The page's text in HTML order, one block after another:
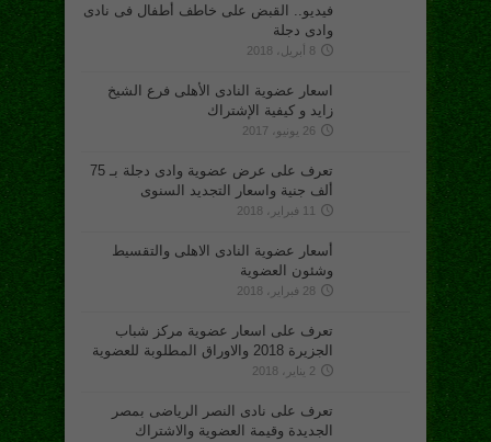
فيديو.. القبض على خاطف أطفال فى نادى
وادى دجلة
8 أبريل، 2018
اسعار عضوية النادى الأهلى فرع الشيخ
زايد و كيفية الإشتراك
26 يونيو، 2017
تعرف على عرض عضوية وادى دجلة بـ 75
ألف جنية واسعار التجديد السنوى
11 فبراير، 2018
أسعار عضوية النادى الاهلى والتقسيط
وشئون العضوية
28 فبراير، 2018
تعرف على اسعار عضوية مركز شباب
الجزيرة 2018 والاوراق المطلوبة للعضوية
2 يناير، 2018
تعرف على نادى النصر الرياضى بمصر
الجديدة وقيمة العضوية والاشتراك